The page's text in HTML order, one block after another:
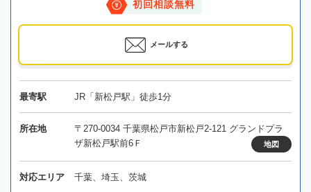
初回相談無料
メールする
最寄駅 JR「新松戸駅」徒歩1分
所在地
〒270-0034 千葉県松戸市新松戸2-121 グランドプラ
ザ新松戸駅前6Ｆ
地図
対応エリア 千葉、埼玉、茨城